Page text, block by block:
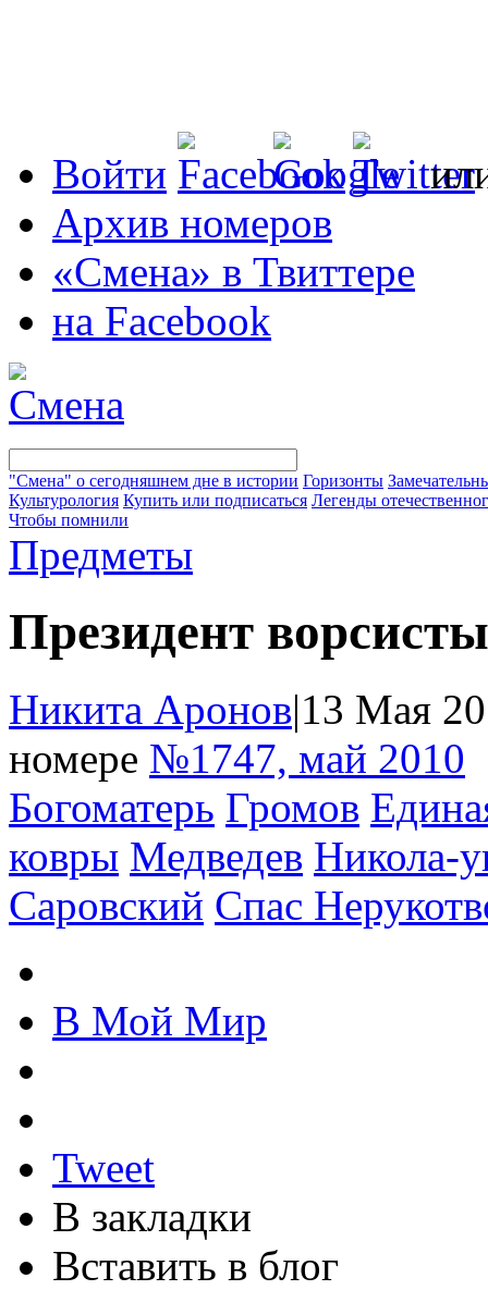
Войти
Архив номеров
«Смена» в Твиттере
на Facebook
"Смена" о сегодняшнем дне в истории Горизонты
Культурология Купить или подписаться Легенды
Чтобы помнили
Предметы
Президент
Никита Аронов|13 Мая
номере №1747, май 2010
Богоматерь Громов
ковры Медведев Никола-
Саровский Спас
В Мой Мир
Tweet
В закладки
Вставить в блог